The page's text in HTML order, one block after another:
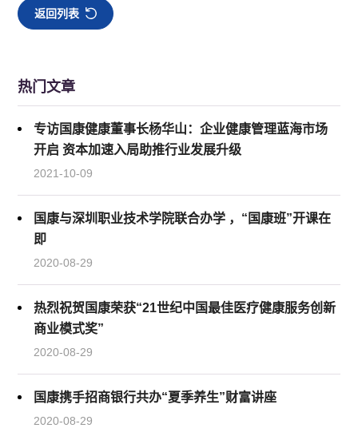
返回列表
热门文章
专访国康健康董事长杨华山：企业健康管理蓝海市场
开启 资本加速入局助推行业发展升级
2021-10-09
国康与深圳职业技术学院联合办学 ，“国康班”开课在
即
2020-08-29
热烈祝贺国康荣获“21世纪中国最佳医疗健康服务创新
商业模式奖”
2020-08-29
国康携手招商银行共办“夏季养生”财富讲座
2020-08-29